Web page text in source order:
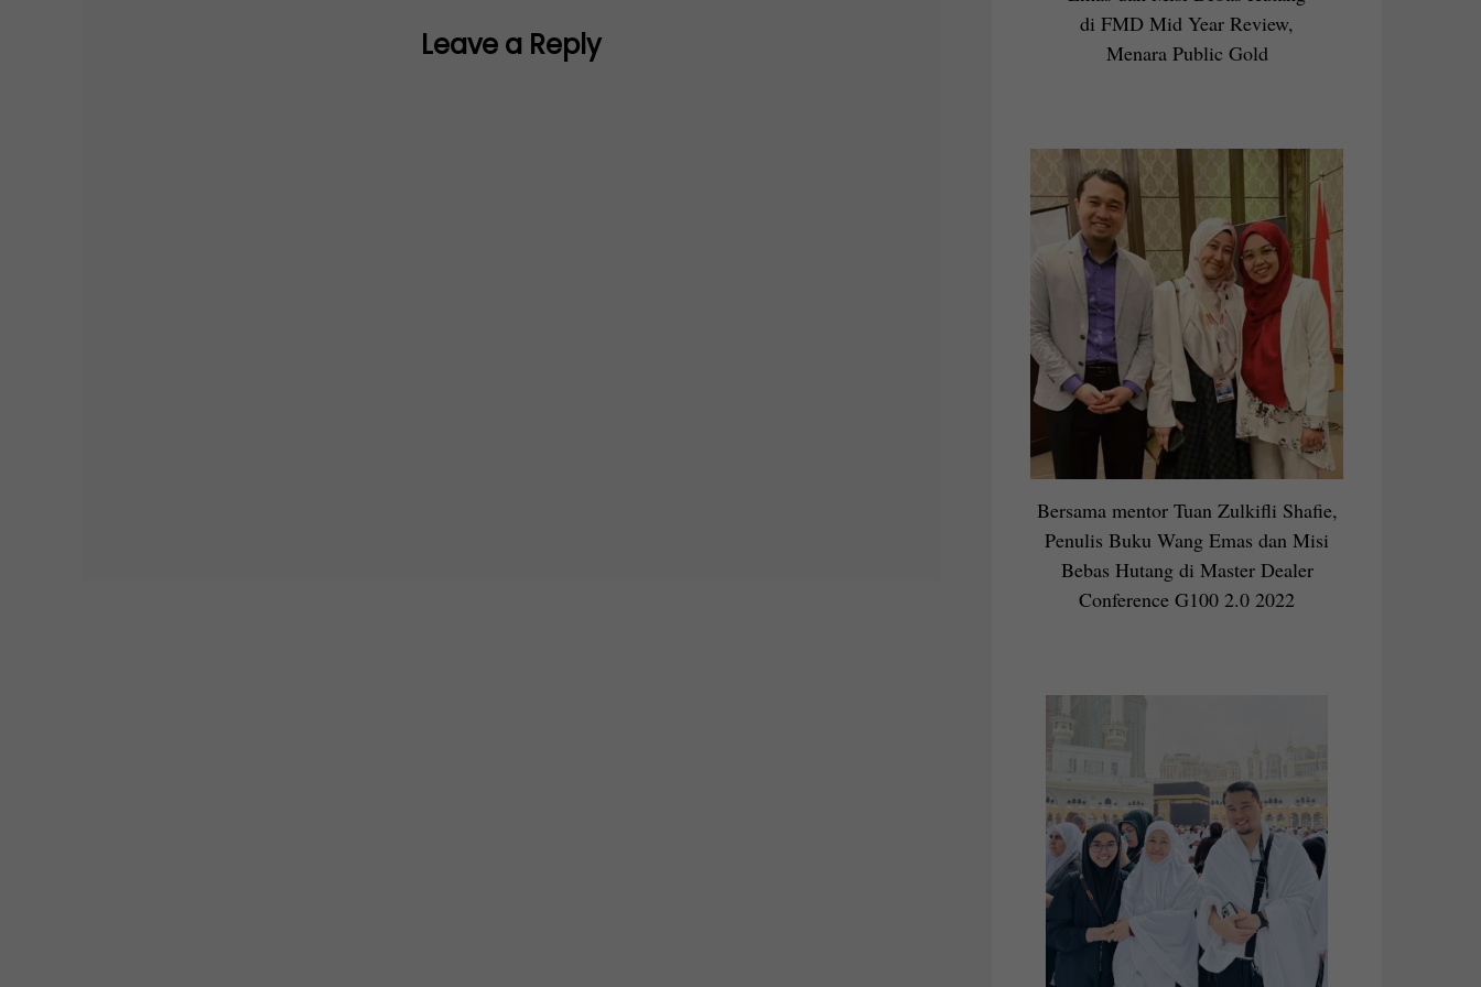
Leave a Reply
di FMD Mid Year Review,
Menara Public Gold
Bersama mentor Tuan Zulkifli Shafie,
Penulis Buku Wang Emas dan Misi
Bebas Hutang di Master Dealer
Conference G100 2.0 2022